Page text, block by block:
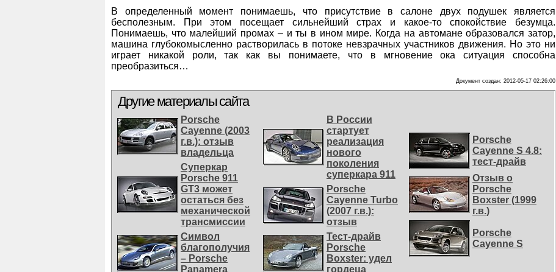
В определенный момент понимаешь, что присутствие в салоне двух подушек является
бесполезным. При этом посещает сильнейший страх и какое-то спокойствие безумца.
Понимаешь, что малейший промах – и ты в ином мире. Когда на автомане образовался затор,
машина глубокомысленно растворилась в потоке невзрачных участников движения. Но это ни
играет никакой роли, так как вы понимаете, что в мгновение ока ситуация способна
преобразиться…
Документ создан: 2012-05-17 02:26:00
Другие материалы сайта
Porsche
Cayenne (2003
г.в.): отзыв
владельца
Суперкар
Porsche 911
GT3 может
остаться без
механической
трансмиссии
Символ
благополучия
– Porsche
Panamera
В России
стартует
реализация
нового
поколения
суперкара 911
Porsche
Cayenne Turbo
(2007 г.в.):
отзыв
Тест-драйв
Porsche
Boxster: удел
гордеца
Porsche
Cayenne S 4.8:
тест-драйв
Отзыв о
Porsche
Boxster (1999
г.в.)
Porsche
Cayenne S